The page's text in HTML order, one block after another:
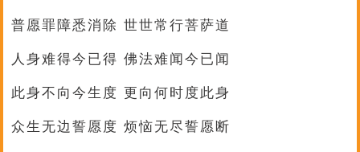
普愿罪障悉消除 世世常行菩萨道
人身难得今已得 佛法难闻今已闻
此身不向今生度 更向何时度此身
众生无边誓愿度 烦恼无尽誓愿断